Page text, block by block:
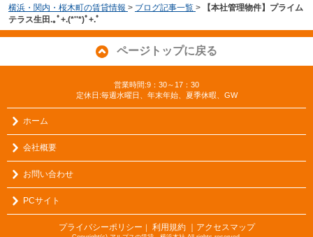
横浜・関内・桜木町の賃貸情報 > ブログ記事一覧 >
【本社管理物件】プライム
テラス生田.｡ﾟ+.(*''*)ﾟ+.ﾟ
ページトップに戻る
営業時間:9：30～17：30
定休日:毎週水曜日、年末年始、夏季休暇、GW
ホーム
会社概要
お問い合わせ
PCサイト
プライバシーポリシー ｜ 利用規約 ｜アクセスマップ